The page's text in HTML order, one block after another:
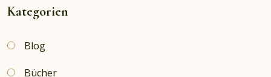
Kategorien
Blog
Bücher